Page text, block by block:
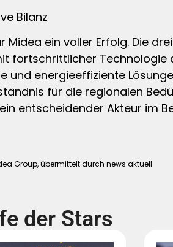
Bilanz
Midea ein voller Erfolg. Die
fortschrittlicher Technologie
und energieeffiziente
für die regionalen
entscheidender Akteur im
Group, übermittelt durch news aktuell
der Stars